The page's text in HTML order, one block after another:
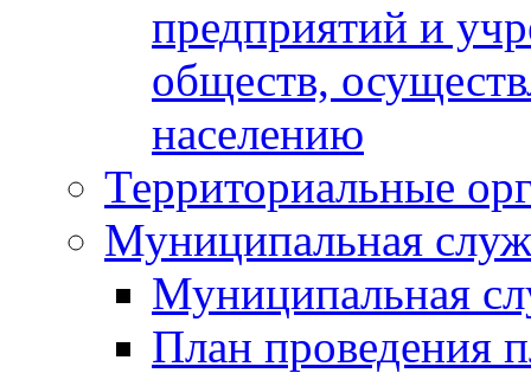
предприятий и
обществ,
населению
Территориальные
Муниципальная
Муниципальная
План проведения